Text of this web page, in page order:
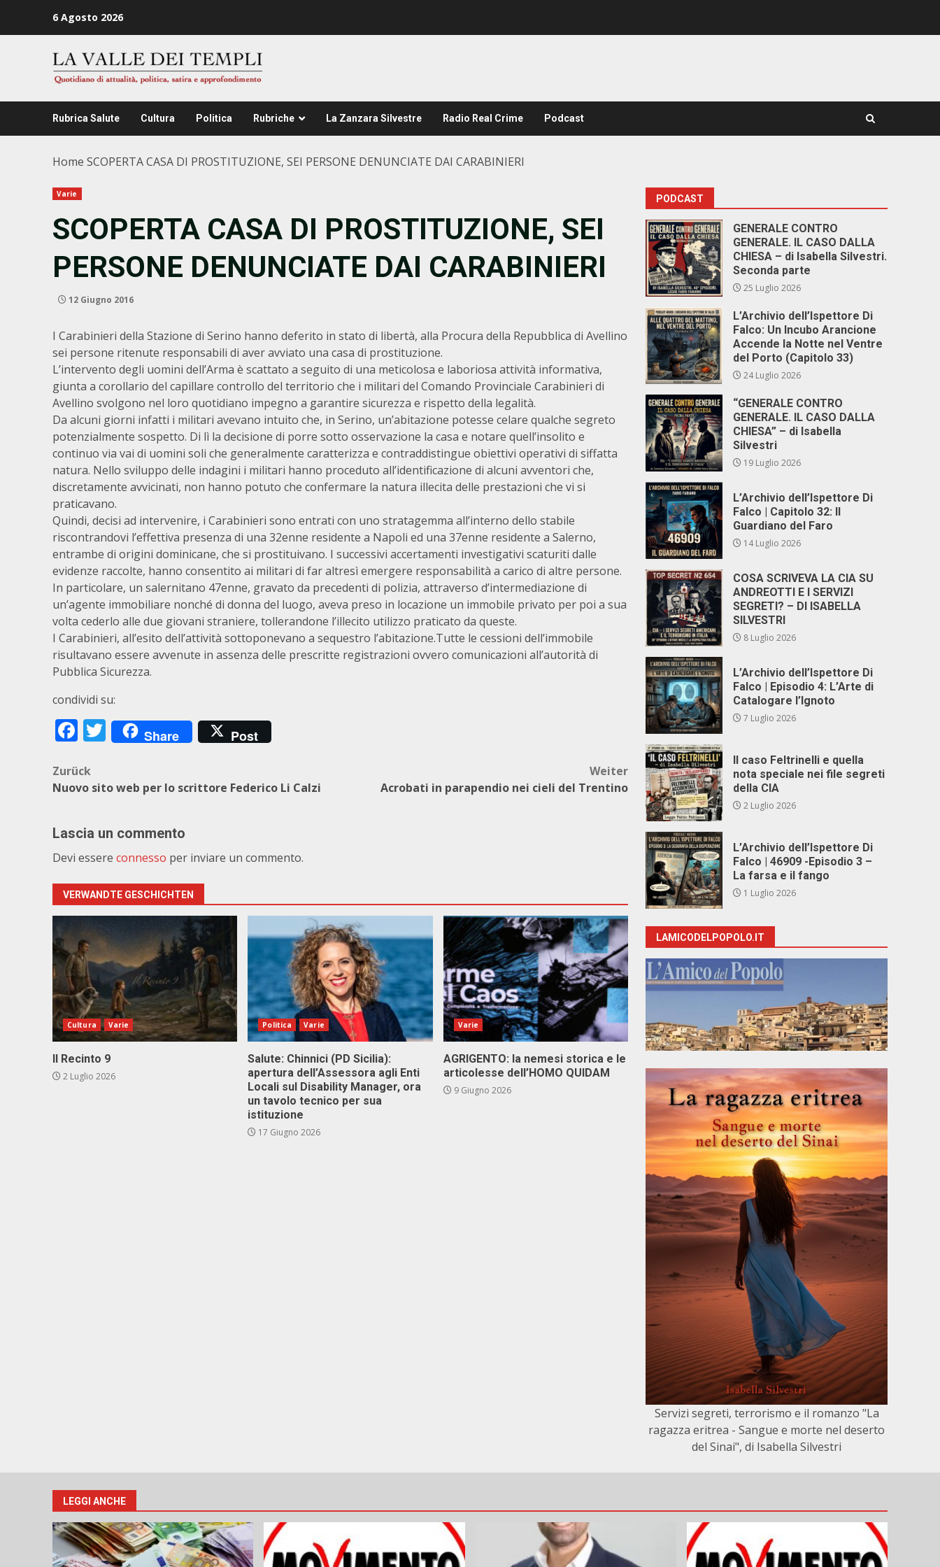
6 Agosto 2026
Rubrica Salute Cultura Politica Rubriche La Zanzara Silvestre Radio Real Crime Podcast
Home SCOPERTA CASA DI PROSTITUZIONE, SEI PERSONE DENUNCIATE DAI CARABINIERI
Varie
SCOPERTA CASA DI PROSTITUZIONE, SEI
PERSONE DENUNCIATE DAI CARABINIERI
12 Giugno 2016
I Carabinieri della Stazione di Serino hanno deferito in stato di libertà, alla Procura della Repubblica di Avellino
sei persone ritenute responsabili di aver avviato una casa di prostituzione.
L’intervento degli uomini dell’Arma è scattato a seguito di una meticolosa e laboriosa attività informativa,
giunta a corollario del capillare controllo del territorio che i militari del Comando Provinciale Carabinieri di
Avellino svolgono nel loro quotidiano impegno a garantire sicurezza e rispetto della legalità.
Da alcuni giorni infatti i militari avevano intuito che, in Serino, un’abitazione potesse celare qualche segreto
potenzialmente sospetto. Di lì la decisione di porre sotto osservazione la casa e notare quell’insolito e
continuo via vai di uomini soli che generalmente caratterizza e contraddistingue obiettivi operativi di siffatta
natura. Nello sviluppo delle indagini i militari hanno proceduto all’identificazione di alcuni avventori che,
discretamente avvicinati, non hanno potuto che confermare la natura illecita delle prestazioni che vi si
praticavano.
Quindi, decisi ad intervenire, i Carabinieri sono entrati con uno stratagemma all’interno dello stabile
riscontrandovi l’effettiva presenza di una 32enne residente a Napoli ed una 37enne residente a Salerno,
entrambe di origini dominicane, che si prostituivano. I successivi accertamenti investigativi scaturiti dalle
evidenze raccolte, hanno consentito ai militari di far altresì emergere responsabilità a carico di altre persone.
In particolare, un salernitano 47enne, gravato da precedenti di polizia, attraverso d’intermediazione di
un’agente immobiliare nonché di donna del luogo, aveva preso in locazione un immobile privato per poi a sua
volta cederlo alle due giovani straniere, tollerandone l’illecito utilizzo praticato da queste.
I Carabinieri, all’esito dell’attività sottoponevano a sequestro l’abitazione.Tutte le cessioni dell’immobile
risultavano essere avvenute in assenza delle prescritte registrazioni ovvero comunicazioni all’autorità di
Pubblica Sicurezza.
condividi su:
Facebook
Twitter
Share Post
Beitragsnavigation
Zurück
Nuovo sito web per lo scrittore Federico Li Calzi
Weiter
Acrobati in parapendio nei cieli del Trentino
Lascia un commento
Devi essere connesso per inviare un commento.
VERWANDTE GESCHICHTEN
Cultura Varie
Il Recinto 9
2 Luglio 2026
Politica Varie
Salute: Chinnici (PD Sicilia):
apertura dell’Assessora agli Enti
Locali sul Disability Manager, ora
un tavolo tecnico per sua
istituzione
17 Giugno 2026
Varie
AGRIGENTO: la nemesi storica e le
articolesse dell’HOMO QUIDAM
9 Giugno 2026
PODCAST
GENERALE CONTRO
GENERALE. IL CASO DALLA
CHIESA – di Isabella Silvestri.
Seconda parte
25 Luglio 2026
L’Archivio dell’Ispettore Di
Falco: Un Incubo Arancione
Accende la Notte nel Ventre
del Porto (Capitolo 33)
24 Luglio 2026
“GENERALE CONTRO
GENERALE. IL CASO DALLA
CHIESA” – di Isabella
Silvestri
19 Luglio 2026
L’Archivio dell’Ispettore Di
Falco | Capitolo 32: Il
Guardiano del Faro
14 Luglio 2026
COSA SCRIVEVA LA CIA SU
ANDREOTTI E I SERVIZI
SEGRETI? – DI ISABELLA
SILVESTRI
8 Luglio 2026
L’Archivio dell’Ispettore Di
Falco | Episodio 4: L’Arte di
Catalogare l’Ignoto
7 Luglio 2026
Il caso Feltrinelli e quella
nota speciale nei file segreti
della CIA
2 Luglio 2026
L’Archivio dell’Ispettore Di
Falco | 46909 -Episodio 3 –
La farsa e il fango
1 Luglio 2026
LAMICODELPOPOLO.IT
Servizi segreti, terrorismo e il romanzo "La
ragazza eritrea - Sangue e morte nel deserto
del Sinai", di Isabella Silvestri
LEGGI ANCHE